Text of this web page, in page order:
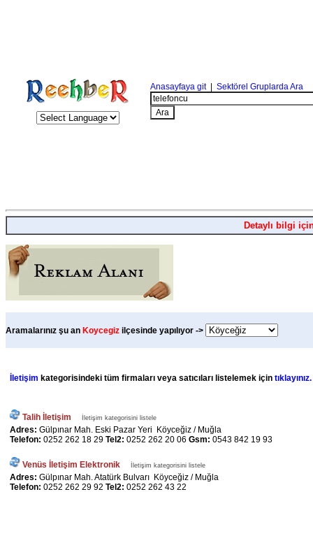
Anasayfaya git| Sektörel Gruplarda Ara
Detaylı bilgi
Aramalarınız şu an Koycegiz ilçesinde yapılıyor ->
İletişim kategorisindeki tüm firmaları veya satıcıları listelemek için tıklayınız.
Talih İletişim İletişim kategorisini listele
Adres: Gülpınar Mah. Eski Pazar Yeri Köyceğiz / Muğla
Telefon: 0252 262 18 29 Tel2: 0252 262 20 06 Gsm: 0543 842 19 93
Venüs İletişim Elektronik İletişim kategorisini listele
Adres: Gülpınar Mah. Atatürk Bulvarı Köyceğiz / Muğla
Telefon: 0252 262 29 92 Tel2: 0252 262 43 22